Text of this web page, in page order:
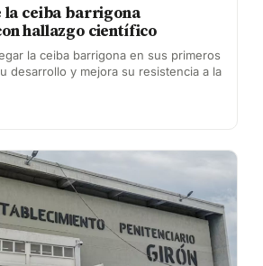
la ceiba barrigona
hallazgo científico
la ceiba barrigona en sus primeros
desarrollo y mejora su resistencia a la